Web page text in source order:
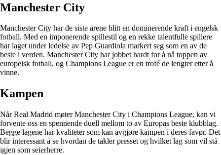
Manchester City
Manchester City har de siste årene blitt en dominerende kraft i engelsk
fotball. Med en imponerende spillestil og en rekke talentfulle spillere
har laget under ledelse av Pep Guardiola markert seg som en av de
beste i verden. Manchester City har jobbet hardt for å nå toppen av
europeisk fotball, og Champions League er en trofé de lengter etter å
vinne.
Kampen
Når Real Madrid møter Manchester City i Champions League, kan vi
forvente oss en spennende duell mellom to av Europas beste klubblag.
Begge lagene har kvaliteter som kan avgjøre kampen i deres favør. Det
blir interessant å se hvordan de takler presset og hvilket lag som vil stå
igjen som seierherre.